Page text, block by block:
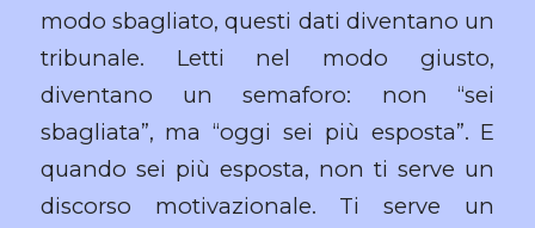
modo sbagliato, questi dati diventano un
tribunale. Letti nel modo giusto,
diventano un semaforo: non “sei
sbagliata”, ma “oggi sei più esposta”. E
quando sei più esposta, non ti serve un
discorso motivazionale. Ti serve un